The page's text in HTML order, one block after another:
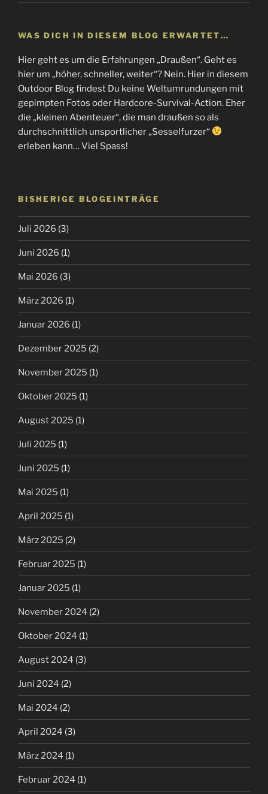
WAS DICH IN DIESEM BLOG ERWARTET…
Hier geht es um die Erfahrungen „Draußen“. Geht es
hier um „höher, schneller, weiter“? Nein. Hier in diesem
Outdoor Blog findest Du keine Weltumrundungen mit
gepimpten Fotos oder Hardcore-Survival-Action. Eher
die „kleinen Abenteuer“, die man draußen so als
durchschnittlich unsportlicher „Sesselfurzer“
erleben kann… Viel Spass!
BISHERIGE BLOGEINTRÄGE
Juli 2026 (3)
Juni 2026 (1)
Mai 2026 (3)
März 2026 (1)
Januar 2026 (1)
Dezember 2025 (2)
November 2025 (1)
Oktober 2025 (1)
August 2025 (1)
Juli 2025 (1)
Juni 2025 (1)
Mai 2025 (1)
April 2025 (1)
März 2025 (2)
Februar 2025 (1)
Januar 2025 (1)
November 2024 (2)
Oktober 2024 (1)
August 2024 (3)
Juni 2024 (2)
Mai 2024 (2)
April 2024 (3)
März 2024 (1)
Februar 2024 (1)